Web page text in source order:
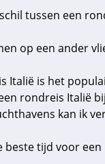
tussen een
op een ander
Italië is het
rondreis Italië
kan ik
beste tijd voor